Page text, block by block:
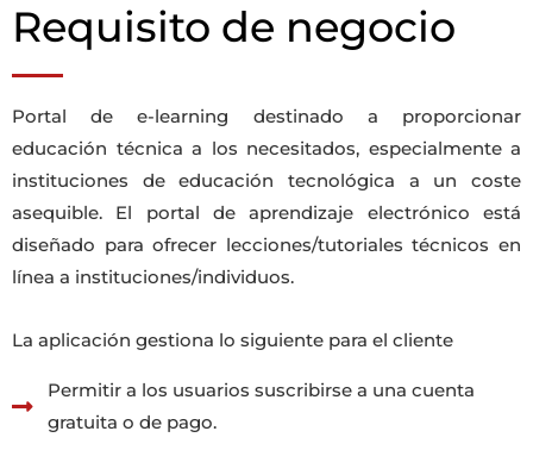
Requisito de negocio
Portal de e-learning destinado a proporcionar
educación técnica a los necesitados, especialmente a
instituciones de educación tecnológica a un coste
asequible. El portal de aprendizaje electrónico está
diseñado para ofrecer lecciones/tutoriales técnicos en
línea a instituciones/individuos.
La aplicación gestiona lo siguiente para el cliente
Permitir a los usuarios suscribirse a una cuenta
gratuita o de pago.